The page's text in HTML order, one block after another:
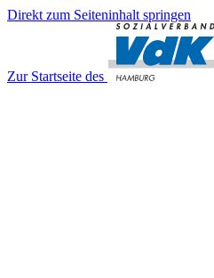
Direkt zum Seiteninhalt springen
Zur Startseite des